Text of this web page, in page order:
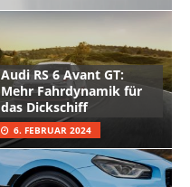
Audi RS 6 Avant GT:
Mehr Fahrdynamik für
das Dickschiff
6. FEBRUAR 2024